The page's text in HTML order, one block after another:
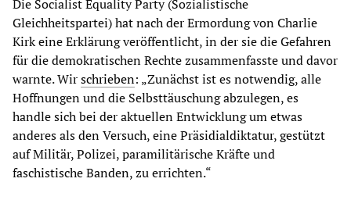
Die Socialist Equality Party (Sozialistische
Gleichheitspartei) hat nach der Ermordung von Charlie
Kirk eine Erklärung veröffentlicht, in der sie die Gefahren
für die demokratischen Rechte zusammenfasste und davor
warnte. Wirschrieben: „Zunächst ist es notwendig, alle
Hoffnungen und die Selbsttäuschung abzulegen, es
handle sich bei der aktuellen Entwicklung um etwas
anderes als den Versuch, eine Präsidialdiktatur, gestützt
auf Militär, Polizei, paramilitärische Kräfte und
faschistische Banden, zu errichten.“